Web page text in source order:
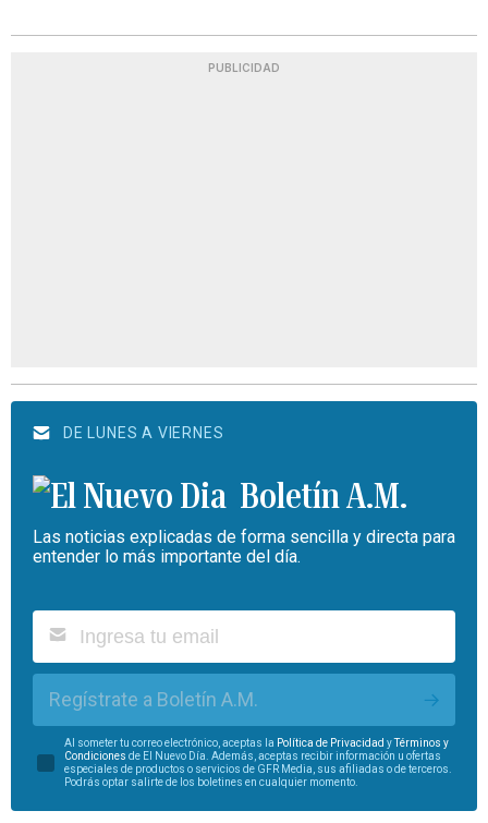
PUBLICIDAD
DE LUNES A VIERNES
Boletín A.M.
Las noticias explicadas de forma sencilla y directa para
entender lo más importante del día.
Regístrate a Boletín A.M.
Al someter tu correo electrónico, aceptas la Política de Privacidad yTérminos y
Condiciones de El Nuevo Día. Además, aceptas recibir información u ofertas
especiales de productos o servicios de GFR Media, sus afiliadas o de terceros.
Podrás optar salirte de los boletines en cualquier momento.